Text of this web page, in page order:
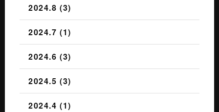
2024.8 (3)
2024.7 (1)
2024.6 (3)
2024.5 (3)
2024.4 (1)